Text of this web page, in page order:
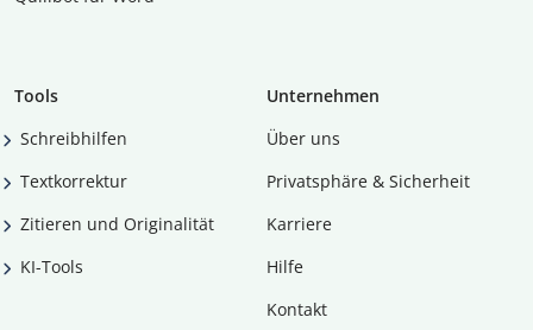
Tools
Schreibhilfen
Textkorrektur
Zitieren und Originalität
KI-Tools
Unternehmen
Über uns
Privatsphäre & Sicherheit
Karriere
Hilfe
Kontakt